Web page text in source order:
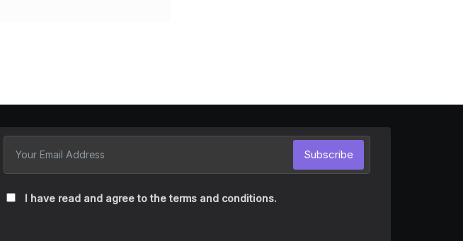
I have read and agree to the terms and conditions.
Subscribe